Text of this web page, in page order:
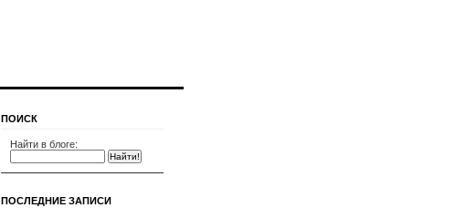
ПОИСК
Найти в блоге:
ПОСЛЕДНИЕ ЗАПИСИ